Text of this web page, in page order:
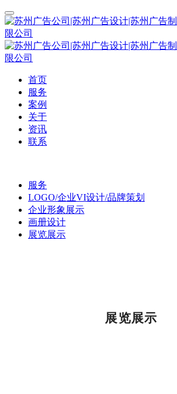
首页
服务
案例
关于
资讯
联系
服务
LOGO/企业VI设计/品牌策划
企业形象展示
画册设计
展览展示
展览展示